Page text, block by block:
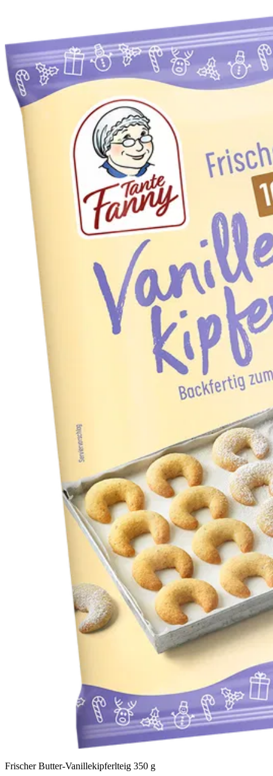
Frischer Butter-Vanillekipferlteig 350 g